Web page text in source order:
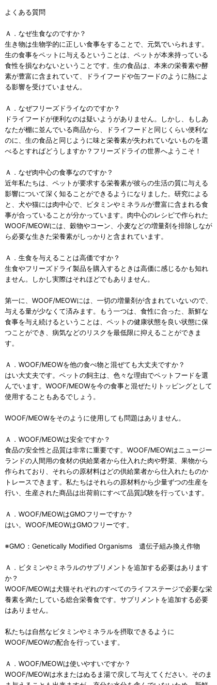
よくある質問
Ａ．なぜ生食なのですか？
生き物は生物学的に正しい食事をすることで、元気でいられます。
生の食事をペットに与えるということは、ペットが本来持っている
食性を損なわないということです。生の食品は、本来の栄養素や酵
素が豊富に含まれていて、ドライフードや缶フードのように熱によ
る影響を受けていません。
Ａ．なぜフリーズドライなのですか？
ドライフードが便利なのは疑いようがありません。しかし、もしあ
なたが棚に並んでいる商品から、ドライフードと同じくらい便利な
のに、生の食品と同じように味と栄養素が失われていないものを選
べるとすればどうしますか？フリーズドライの世界へようこそ！
Ａ．なぜ肉中心の食事なのですか？
近年私たちは、ペットが要求する栄養素が彼らの生活の質に与える
影響について深く知ることができるようになりました。研究による
と、犬や猫には肉中心で、ビタミンやミネラルが豊富に含まれる食
事が合っていることが分かっています。肉中心のレシピで作られた
WOOF/MEOWには、穀物やコーン、小麦などの増量剤を排除しなが
ら必要な生きた栄養素がしっかりと含まれています。
Ａ．生食を与えることは高価ですか？
生食やフリーズドライ製品を購入するときは高価に感じるかも知れ
ません。しかし実際はそれほどでもありません。
第一に、WOOF/MEOWには、一切の増量剤が含まれていないので、
与える量が少なくて済みます。もう一つは、食性に合った、新鮮な
食事を与え続けるということは、ペットの健康状態を良い状態に保
つことができ、病気などのリスクを最低限に抑えることができま
す。
Ａ．WOOF/MEOWを他の食べ物と混ぜても大丈夫ですか？
はい大丈夫です。ペットの飼主は、色々な理由でペットフードを選
んでいます。WOOF/MEOWを今の食事と混ぜたりトッピングとして
使用することもあるでしょう。
WOOF/MEOWをそのように使用しても問題はありません。
Ａ．WOOF/MEOWは安全ですか？
食品の安全性と品質は非常に重要です。WOOF/MEOWはニュージー
ランドの人間用の食材の供給業者から仕入れた肉や野菜、果物から
作られており、それらの原材料はどの供給業者から仕入れたものか
トレースできます。私たちはそれらの原材料から少量ずつの生産を
行い、生産された商品は出荷前にすべて品質試験を行っています。
Ａ．WOOF/MEOWはGMOフリーですか？
はい。WOOF/MEOWはGMOフリーです。
※GMO：Genetically Modified Organisms 遺伝子組み換え作物
Ａ．ビタミンやミネラルのサプリメントを追加する必要はあります
か？
WOOF/MEOWは犬猫それぞれのすべてのライフステージで必要な栄
養素を満たしている総合栄養食です。サプリメントを追加する必要
はありません。
私たちは自然なビタミンやミネラルを摂取できるように
WOOF/MEOWの配合を行っています。
Ａ．WOOF/MEOWは使いやすいですか？
WOOF/MEOWは水またはぬるま湯で戻して与えてください。そのま